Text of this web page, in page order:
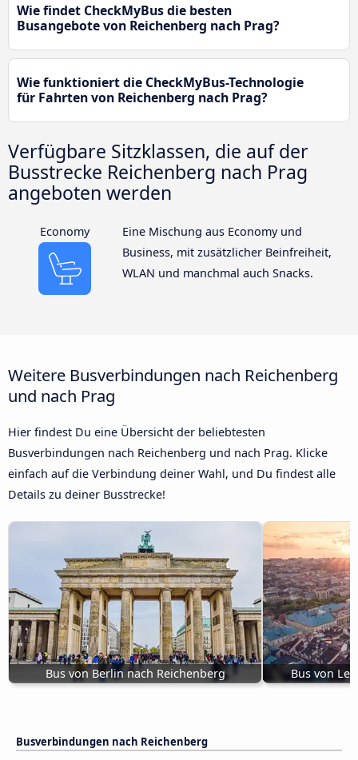
Wie findet CheckMyBus die besten
Busangebote von Reichenberg nach Prag?
Wie funktioniert die CheckMyBus-Technologie
für Fahrten von Reichenberg nach Prag?
Verfügbare Sitzklassen, die auf der
Busstrecke Reichenberg nach Prag
angeboten werden
Economy
Eine Mischung aus Economy und
Business, mit zusätzlicher Beinfreiheit,
WLAN und manchmal auch Snacks.
Weitere Busverbindungen nach Reichenberg
und nach Prag
Hier findest Du eine Übersicht der beliebtesten
Busverbindungen nach Reichenberg und nach Prag. Klicke
einfach auf die Verbindung deiner Wahl, und Du findest alle
Details zu deiner Busstrecke!
Bus von Berlin nach Reichenberg Bus von
Busverbindungen nach Reichenberg